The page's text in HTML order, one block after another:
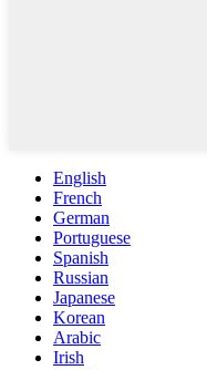
English
French
German
Portuguese
Spanish
Russian
Japanese
Korean
Arabic
Irish